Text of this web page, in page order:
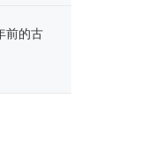
前的古